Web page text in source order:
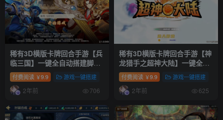
稀有3D横版卡牌回合手游【兵
临三国】一键全自动搭建脚本
+Ubuntu手工服务端+安卓+管
理后台+GM授权后台+详细搭
建教程
付费阅读 ￥9.9 游戏一键搭建
2年前 706
稀有3D横版卡牌回合手游【神
龙猎手之超神大陆】一键全自
动搭建脚本+Ubuntu手工服务
端+安卓+管理后台+GM授权后
台+详细搭建教程
付费阅读 ￥9.9 游戏一键搭建
2年前 625